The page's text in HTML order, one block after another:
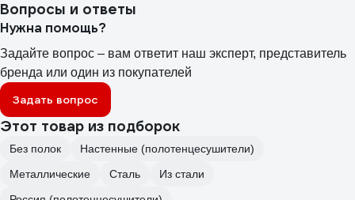
Вопросы и ответы
Нужна помощь?
Задайте вопрос – вам ответит наш эксперт, представитель
бренда или один из покупателей
Задать вопрос
Этот товар из подборок
Без полок
Настенные (полотенцесушители)
Металлические
Сталь
Из стали